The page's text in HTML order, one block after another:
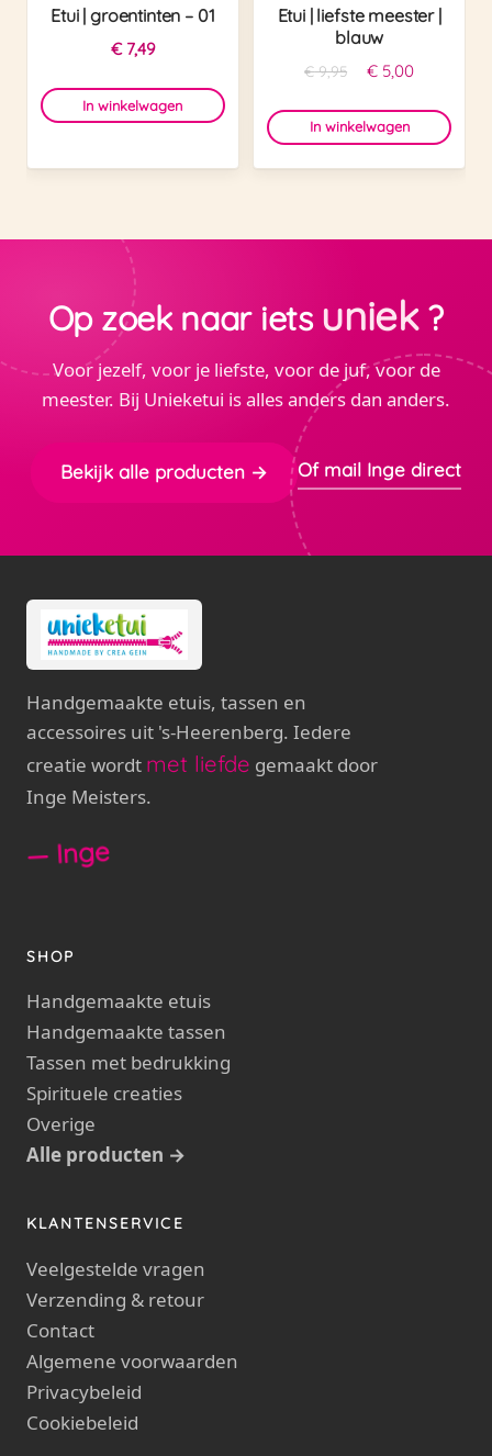
Etui | groentinten – 01
€7,49
In winkelwagen
Etui | liefste meester |
blauw
€9,95
Oorspronkelijke
was:
€ 5,00Huidige
In winkelwagen
Op zoek naar iets uniek?
Voor jezelf, voor je liefste, voor de juf, voor de
meester. Bij Unieketui is alles anders dan anders.
Bekijk alle producten → Of mail Inge direct
Handgemaakte etuis, tassen en
accessoires uit 's-Heerenberg. Iedere
creatie wordt met liefde gemaakt door
Inge Meisters.
— Inge
SHOP
Handgemaakte etuis
Handgemaakte tassen
Tassen met bedrukking
Spirituele creaties
Overige
Alle producten →
KLANTENSERVICE
Veelgestelde vragen
Verzending & retour
Contact
Algemene voorwaarden
Privacybeleid
Cookiebeleid